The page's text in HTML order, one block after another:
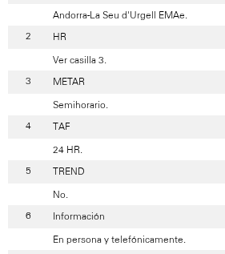
Andorra-La Seu d'Urgell EMAe.
HR
Ver casilla 3.
METAR
Semihorario.
TAF
24 HR.
TREND
No.
Información
En persona y telefónicamente.